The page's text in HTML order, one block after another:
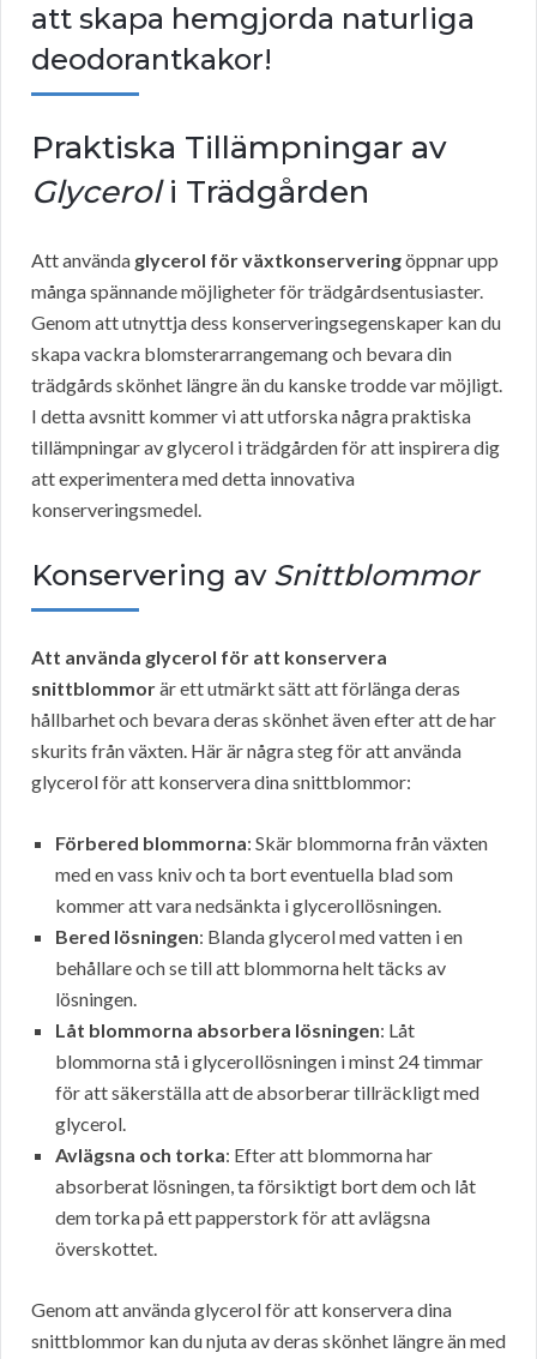
att skapa hemgjorda naturliga
deodorantkakor!
Praktiska Tillämpningar av
Glyceroli Trädgården
Att använda glycerol för växtkonserveringöppnar upp
många spännande möjligheter för trädgårdsentusiaster.
Genom att utnyttja dess konserveringsegenskaper kan du
skapa vackra blomsterarrangemang och bevara din
trädgårds skönhet längre än du kanske trodde var möjligt.
I detta avsnitt kommer vi att utforska några praktiska
tillämpningar av glycerol i trädgården för att inspirera dig
att experimentera med detta innovativa
konserveringsmedel.
Konservering av Snittblommor
Att använda glycerol för att konservera
snittblommorär ett utmärkt sätt att förlänga deras
hållbarhet och bevara deras skönhet även efter att de har
skurits från växten. Här är några steg för att använda
glycerol för att konservera dina snittblommor:
Förbered blommorna: Skär blommorna från växten
med en vass kniv och ta bort eventuella blad som
kommer att vara nedsänkta i glycerollösningen.
Bered lösningen: Blanda glycerol med vatten i en
behållare och se till att blommorna helt täcks av
lösningen.
Låt blommorna absorbera lösningen: Låt
blommorna stå i glycerollösningen i minst 24 timmar
för att säkerställa att de absorberar tillräckligt med
glycerol.
Avlägsna och torka: Efter att blommorna har
absorberat lösningen, ta försiktigt bort dem och låt
dem torka på ett papperstork för att avlägsna
överskottet.
Genom att använda glycerol för att konservera dina
snittblommor kan du njuta av deras skönhet längre än med